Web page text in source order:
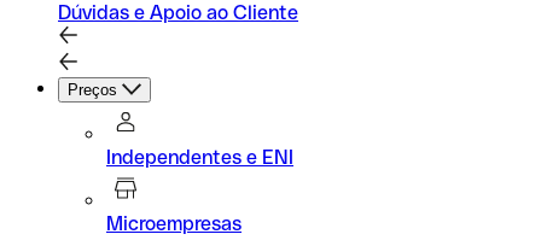
Dúvidas e Apoio ao Cliente
Preços
Independentes e ENI
Microempresas